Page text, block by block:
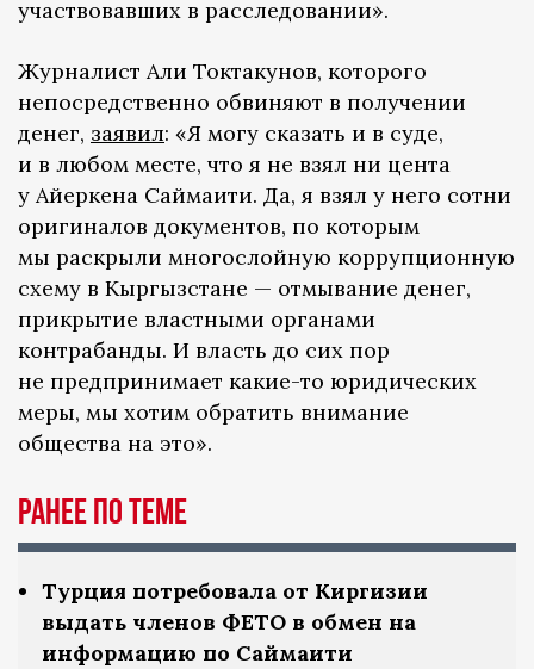
участвовавших в расследовании».
Журналист Али Токтакунов, которого
непосредственно обвиняют в получении
денег, заявил: «Я могу сказать и в суде,
и в любом месте, что я не взял ни цента
у Айеркена Саймаити. Да, я взял у него сотни
оригиналов документов, по которым
мы раскрыли многослойную коррупционную
схему в Кыргызстане — отмывание денег,
прикрытие властными органами
контрабанды. И власть до сих пор
не предпринимает какие-то юридических
меры, мы хотим обратить внимание
общества на это».
Ранее по теме
Турция потребовала от Киргизии
выдать членов ФЕТО в обмен на
информацию по Саймаити